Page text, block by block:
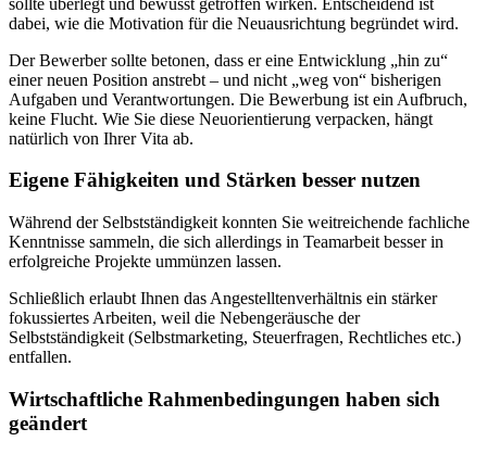
dabei, wie die Motivation für die Neuausrichtung begründet wird.
Der Bewerber sollte betonen, dass er eine Entwicklung „hin zu“
einer neuen Position anstrebt – und nicht „weg von“ bisherigen
Aufgaben und Verantwortungen. Die Bewerbung ist ein Aufbruch,
keine Flucht. Wie Sie diese Neuorientierung verpacken, hängt
natürlich von Ihrer Vita ab.
Eigene Fähigkeiten und Stärken besser nutzen
Während der Selbstständigkeit konnten Sie weitreichende fachliche
Kenntnisse sammeln, die sich allerdings in Teamarbeit besser in
erfolgreiche Projekte ummünzen lassen.
Schließlich erlaubt Ihnen das Angestelltenverhältnis ein stärker
fokussiertes Arbeiten, weil die Nebengeräusche der
Selbstständigkeit (Selbstmarketing, Steuerfragen, Rechtliches etc.)
entfallen.
Wirtschaftliche Rahmenbedingungen haben sich
geändert